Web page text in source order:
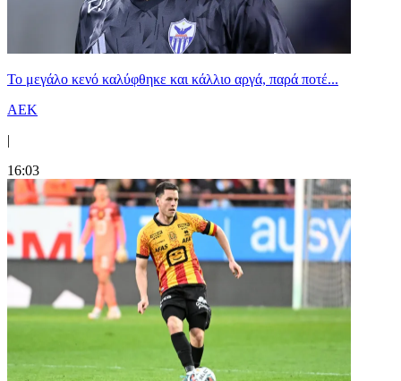
Το μεγάλο κενό καλύφθηκε και κάλλιο αργά, παρά ποτέ...
ΑΕΚ
|
16:03